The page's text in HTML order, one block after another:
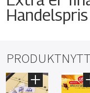
PRODUKTNYTT